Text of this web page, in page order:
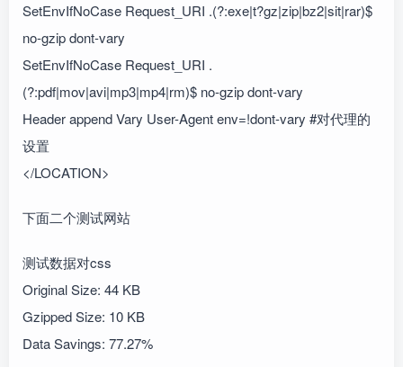
SetEnvIfNoCase Request_URI .(?:exe|t?gz|zip|bz2|sit|rar)$
no-gzip dont-vary
SetEnvIfNoCase Request_URI .
(?:pdf|mov|avi|mp3|mp4|rm)$ no-gzip dont-vary
Header append Vary User-Agent env=!dont-vary #对代理的
设置
</LOCATION>
下面二个测试网站
测试数据对css
Original Size: 44 KB
Gzipped Size: 10 KB
Data Savings: 77.27%